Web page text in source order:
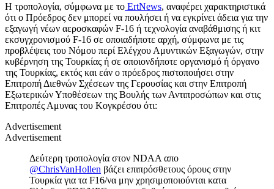
Η τροπολογία, σύμφωνα με το ErtNews, αναφέρει χαρακτηριστικά
ότι ο Πρόεδρος δεν μπορεί να πουλήσει ή να εγκρίνει άδεια για την
εξαγωγή νέων αεροσκαφών F-16 ή τεχνολογία αναβάθμισης ή κιτ
εκσυγχρονισμού F-16 σε οποιαδήποτε αρχή, σύμφωνα με τις
προβλέψεις του Νόμου περί Ελέγχου Αμυντικών Εξαγωγών, στην
κυβέρνηση της Τουρκίας ή σε οποιονδήποτε οργανισμό ή όργανο
της Τουρκίας, εκτός και εάν ο πρόεδρος πιστοποιήσει στην
Επιτροπή Διεθνών Σχέσεων της Γερουσίας και στην Επιτροπή
Εξωτερικών Υποθέσεων της Βουλής των Αντιπροσώπων και στις
Επιτροπές Αμυνας του Κογκρέσου ότι:
Advertisement
Advertisement
Δεύτερη τροπολογία στον NDAA απο
@ChrisVanHollen βάζει επιπρόσθετους όρους στην
Τουρκία για τα F16/να μην χρησιμοποιούνται κατα